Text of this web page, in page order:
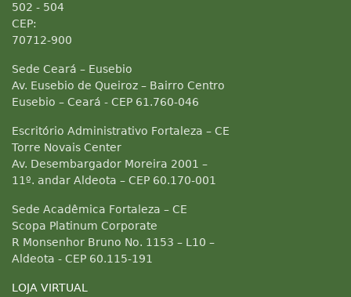
502 - 504
CEP:
70712-900
Sede Ceará – Eusebio
Av. Eusebio de Queiroz – Bairro Centro
Eusebio – Ceará - CEP 61.760-046
Escritório Administrativo Fortaleza – CE
Torre Novais Center
Av. Desembargador Moreira 2001 –
11º. andar Aldeota – CEP 60.170-001
Sede Acadêmica Fortaleza – CE
Scopa Platinum Corporate
R Monsenhor Bruno No. 1153 – L10 –
Aldeota - CEP 60.115-191
LOJA VIRTUAL